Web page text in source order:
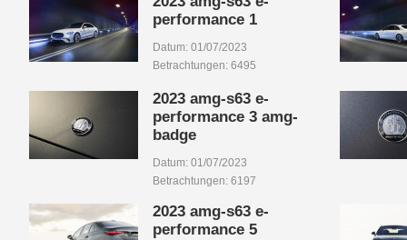
performance 1
Datum: 01/07/2023
Betrachtungen: 6495
2023 amg-s63 e-
performance 3 amg-
badge
Datum: 01/07/2023
Betrachtungen: 6197
2023 amg-s63 e-
performance 5